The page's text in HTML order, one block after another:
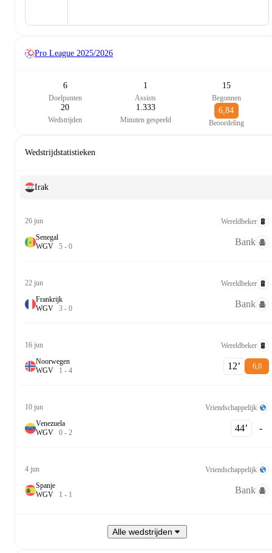
Pro League 2025/2026
6
Doelpunten
1
Assists
15
Begonnen
20
Wedstrijden
1.333
Minuten gespeeld
6,84
Beoordeling
Wedstrijdstatistieken
Irak
26 jun
Wereldbeker
Senegal
WGV 5 - 0 Bank
22 jun
Wereldbeker
Frankrijk
WGV 3 - 0 Bank
16 jun
Wereldbeker
Noorwegen
WGV 1 - 4 12‎’‎ 6,0
10 jun
Vriendschappelijk
Venezuela
WGV 0 - 2 44‎’‎ -
4 jun
Vriendschappelijk
Spanje
WGV 1 - 1 Bank
Alle wedstrijden